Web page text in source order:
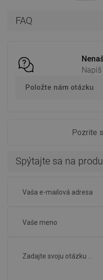
FAQ
Položte nám otázku
Pozrite
Spýtajte sa na